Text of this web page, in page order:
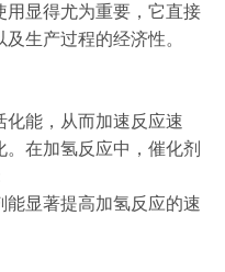
用显得尤为重要，它直接
生产过程的经济性。
能，从而加速反应速
在加氢反应中，催化剂
显著提高加氢反应的速